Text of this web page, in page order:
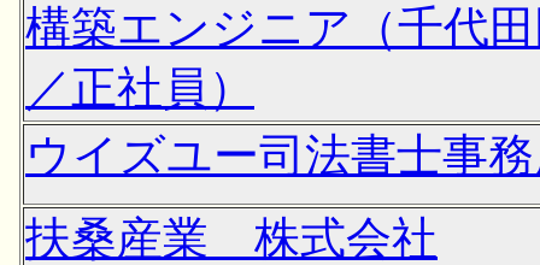
構築エンジニア（千代
／正社員）
ウイズユー司法書士事
扶桑産業 株式会社